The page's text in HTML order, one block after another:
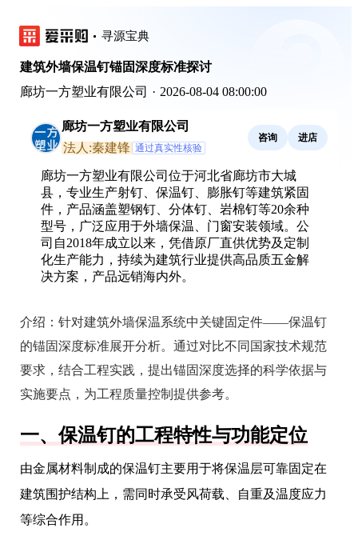
寻源宝典
建筑外墙保温钉锚固深度标准探讨
廊坊一方塑业有限公司 · 2026-08-04 08:00:00
廊坊一方塑业有限公司
法人:秦建锋 通过真实性核验
咨询 进店
廊坊一方塑业有限公司位于河北省廊坊市大城
县，专业生产射钉、保温钉、膨胀钉等建筑紧固
件，产品涵盖塑钢钉、分体钉、岩棉钉等20余种
型号，广泛应用于外墙保温、门窗安装领域。公
司自2018年成立以来，凭借原厂直供优势及定制
化生产能力，持续为建筑行业提供高品质五金解
决方案，产品远销海内外。
介绍： 针对建筑外墙保温系统中关键固定件——保温钉
的锚固深度标准展开分析。通过对比不同国家技术规范
要求，结合工程实践，提出锚固深度选择的科学依据与
实施要点，为工程质量控制提供参考。
一、保温钉的工程特性与功能定位
由金属材料制成的保温钉主要用于将保温层可靠固定在
建筑围护结构上，需同时承受风荷载、自重及温度应力
等综合作用。